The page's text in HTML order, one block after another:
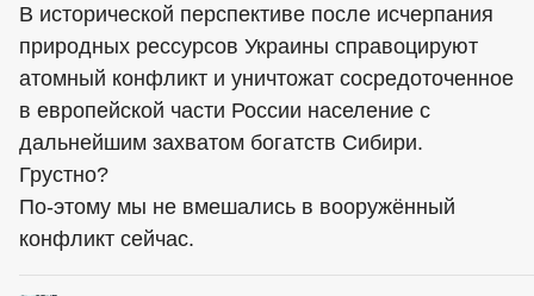
В исторической перспективе после исчерпания
природных рессурсов Украины справоцируют
атомный конфликт и уничтожат сосредоточенное
в европейской части России население с
дальнейшим захватом богатств Сибири.
Грустно?
По-этому мы не вмешались в вооружённый
конфликт сейчас.